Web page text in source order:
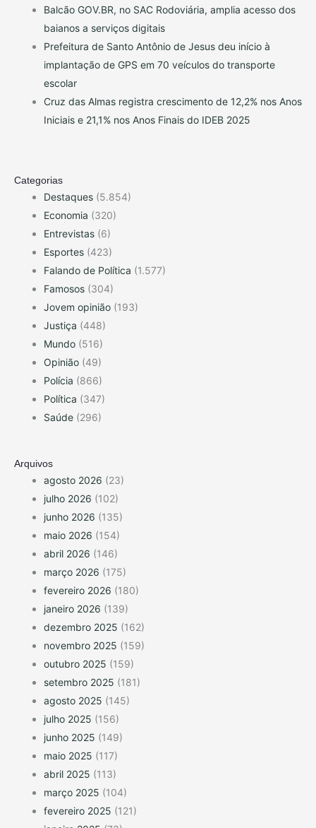
Balcão GOV.BR, no SAC Rodoviária, amplia acesso dos
baianos a serviços digitais
Prefeitura de Santo Antônio de Jesus deu início à
implantação de GPS em 70 veículos do transporte
escolar
Cruz das Almas registra crescimento de 12,2% nos Anos
Iniciais e 21,1% nos Anos Finais do IDEB 2025
Categorias
Destaques (5.854)
Economia (320)
Entrevistas (6)
Esportes (423)
Falando de Política (1.577)
Famosos (304)
Jovem opinião (193)
Justiça (448)
Mundo (516)
Opinião (49)
Polícia (866)
Política (347)
Saúde (296)
Arquivos
agosto 2026 (23)
julho 2026 (102)
junho 2026 (135)
maio 2026 (154)
abril 2026 (146)
março 2026 (175)
fevereiro 2026 (180)
janeiro 2026 (139)
dezembro 2025 (162)
novembro 2025 (159)
outubro 2025 (159)
setembro 2025 (181)
agosto 2025 (145)
julho 2025 (156)
junho 2025 (149)
maio 2025 (117)
abril 2025 (113)
março 2025 (104)
fevereiro 2025 (121)